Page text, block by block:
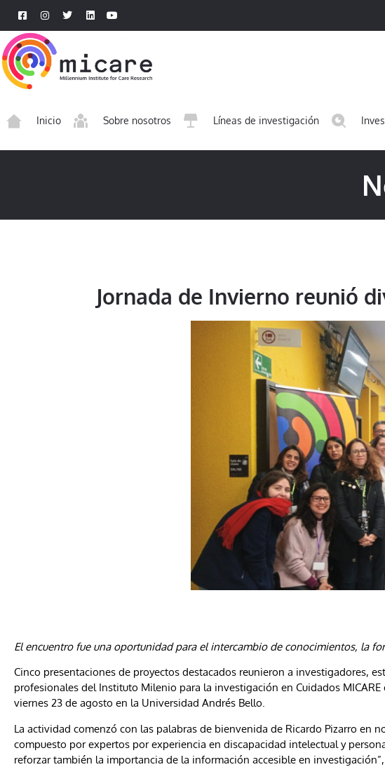
Inicio Sobre nosotros Líneas de investigación
Jornada de Invierno reunió
El encuentro fue una oportunidad para el intercambio de conocimientos, la
Cinco presentaciones de proyectos destacados reunieron a investigadores,
profesionales del Instituto Milenio para la investigación en Cuidados
viernes 23 de agosto en la Universidad Andrés Bello.
La actividad comenzó con las palabras de bienvenida de Ricardo Pizarro en
compuesto por expertos por experiencia en discapacidad intelectual y
reforzar también la importancia de la información accesible en investigación”,